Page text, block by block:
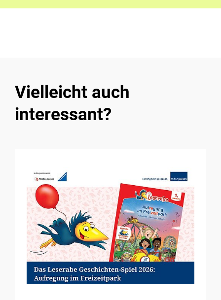
Vielleicht auch
interessant?